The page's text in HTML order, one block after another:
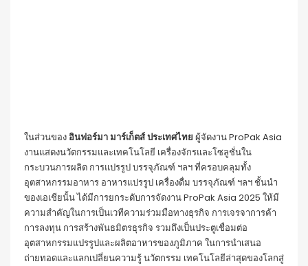
ในส่วนของ อินฟอร์มา มาร์เก็ตส์ ประเทศไทย ผู้จัดงาน ProPak Asia
งานแสดงนวัตกรรมและเทคโนโลยี เครื่องจักรและโซลูชั่นใน
กระบวนการผลิต การแปรรูป บรรจุภัณฑ์ ฯลฯ ที่ครอบคลุมทั้ง
อุตสาหกรรมอาหาร อาหารแปรรูป เครื่องดื่ม บรรจุภัณฑ์ ฯลฯ ชั้นนำ
ของเอเชียนั้น ได้มีการยกระดับการจัดงาน ProPak Asia 2025 ให้มี
ความสำคัญในการเป็นเวทีความร่วมมือทางธุรกิจ การเจรจาการค้า
การลงทุน การสร้างพันธมิตรธุรกิจ รวมถึงเป็นประตูเชื่อมต่อ
อุตสาหกรรมแปรรูปและผลิตอาหารของภูมิภาค ในการนำเสนอ
ถ่ายทอดและแลกเปลี่ยนความรู้ นวัตกรรม เทคโนโลยีล่าสุดของโลกสู่